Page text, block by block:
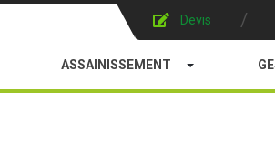
Devis
Devis
ASSAINISSEMENT